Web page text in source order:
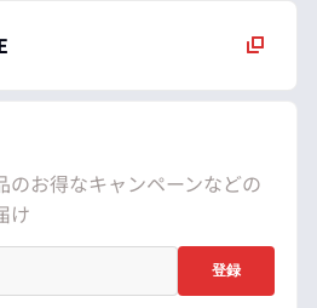
のお得なキャンペーンなどの
け
登録